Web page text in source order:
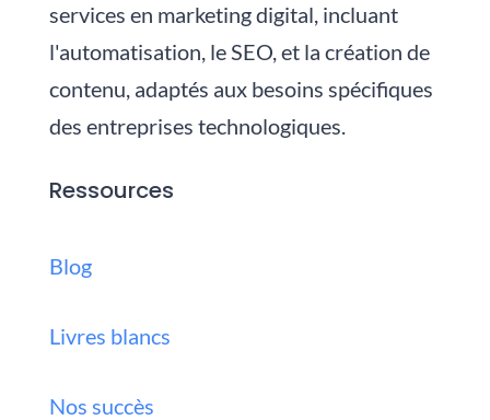
services en marketing digital, incluant
l'automatisation, le SEO, et la création de
contenu, adaptés aux besoins spécifiques
des entreprises technologiques.
Ressources
Blog
Livres blancs
Nos succès